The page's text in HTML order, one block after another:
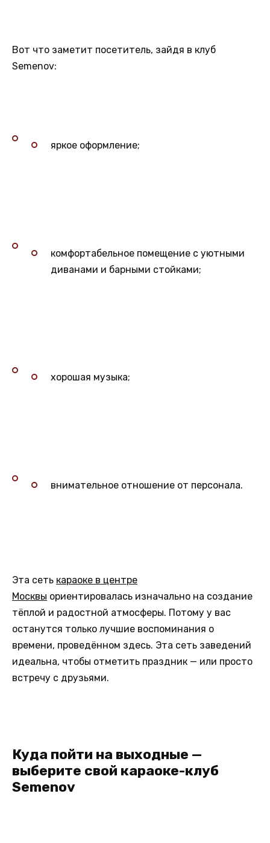
Вот что заметит посетитель, зайдя в клуб
Semenov:
яркое оформление;
комфортабельное помещение с уютными
диванами и барными стойками;
хорошая музыка;
внимательное отношение от персонала.
Эта сеть караоке в центре
Москвы ориентировалась изначально на создание
тёплой и радостной атмосферы. Потому у вас
останутся только лучшие воспоминания о
времени, проведённом здесь. Эта сеть заведений
идеальна, чтобы отметить праздник — или просто
встречу с друзьями.
Куда пойти на выходные —
выберите свой караоке-клуб
Semenov